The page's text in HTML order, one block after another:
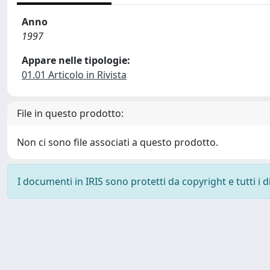
Anno
1997
Appare nelle tipologie:
01.01 Articolo in Rivista
File in questo prodotto:
Non ci sono file associati a questo prodotto.
I documenti in IRIS sono protetti da copyright e tutti i